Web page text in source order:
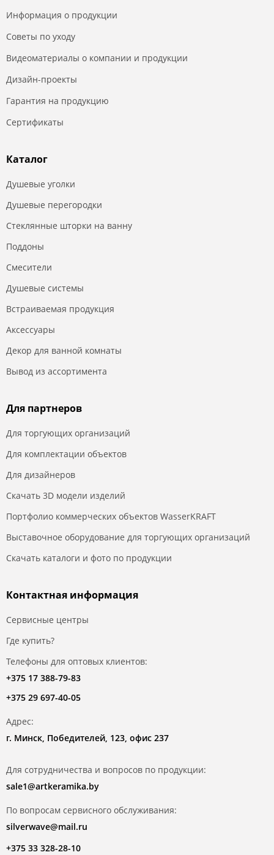
Информация о продукции
Советы по уходу
Видеоматериалы о компании и продукции
Дизайн-проекты
Гарантия на продукцию
Сертификаты
Каталог
Душевые уголки
Душевые перегородки
Стеклянные шторки на ванну
Поддоны
Смесители
Душевые системы
Встраиваемая продукция
Аксессуары
Декор для ванной комнаты
Вывод из ассортимента
Для партнеров
Для торгующих организаций
Для комплектации объектов
Для дизайнеров
Скачать 3D модели изделий
Портфолио коммерческих объектов WasserKRAFT
Выставочное оборудование для торгующих организаций
Скачать каталоги и фото по продукции
Контактная информация
Сервисные центры
Где купить?
Телефоны для оптовых клиентов:
+375 17 388-79-83
+375 29 697-40-05
Адрес:
г. Минск, Победителей, 123, офис 237
Для сотрудничества и вопросов по продукции:
sale1@artkeramika.by
По вопросам сервисного обслуживания:
silverwave@mail.ru
+375 33 328-28-10